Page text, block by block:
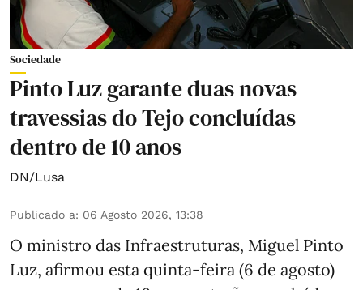
Sociedade
Pinto Luz garante duas novas
travessias do Tejo concluídas
dentro de 10 anos
DN/Lusa
Publicado a: 06 Agosto 2026, 13:38
O ministro das Infraestruturas, Miguel Pinto
Luz, afirmou esta quinta-feira (6 de agosto)